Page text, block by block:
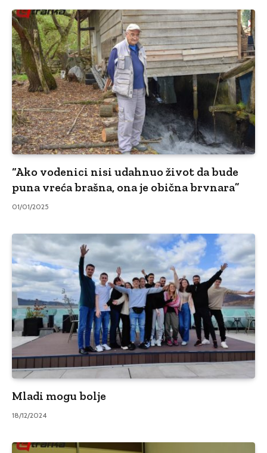
“Ako vodenici nisi udahnuo život da bude
puna vreća brašna, ona je obična brvnara”
01/01/2025
Mladi mogu bolje
18/12/2024